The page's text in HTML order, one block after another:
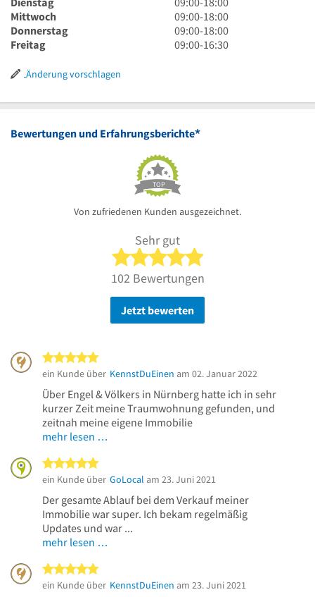
bis
18
Uhr
Uhr
bis
18
Mittwoch
9
Uhr
bis
09:00-18:00
Donnerstag
9
Uhr
09:00-18:00
Freitag
9
Uhr
09:00-16:30
Änderung vorschlagen
Bewertungen und Erfahrungsberichte*
TOP
Von zufriedenen Kunden ausgezeichnet.
Sehr gut
5 von 5 Sternen
102 Bewertungen
Jetzt bewerten
ein Kunde über KennstDuEinen am 02. Januar 2022
Über Engel & Völkers in Nürnberg hatte ich in sehr
kurzer Zeit meine Traumwohnung gefunden, und
zeitnah meine eigene Immobilie
mehr lesen …
ein Kunde über GoLocal am 23. Juni 2021
Der gesamte Ablauf bei dem Verkauf meiner
Immobilie war super. Ich bekam regelmäßig
Updates und war ...
mehr lesen …
ein Kunde über KennstDuEinen am 23. Juni 2021